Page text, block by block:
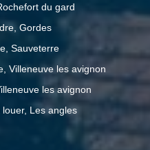
du gard
Gordes
Sauveterre
Villeneuve les avignon
les avignon
Les angles